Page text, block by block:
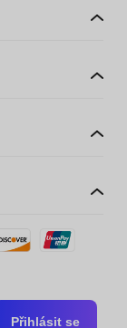
Přihlásit se